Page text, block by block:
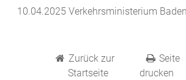
10.04.2025 Verkehrsministerium
Zurück zur
Startseite
Seite
drucken